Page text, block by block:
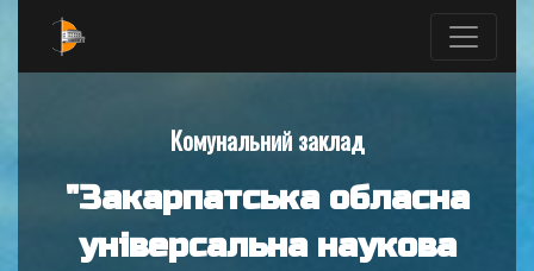
Комунальний заклад
"Закарпатська обласна
універсальна наукова